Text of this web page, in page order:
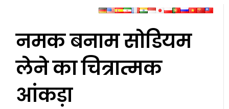
नमक बनाम सोडियम
लेने का चित्रात्मक
आंकड़ा